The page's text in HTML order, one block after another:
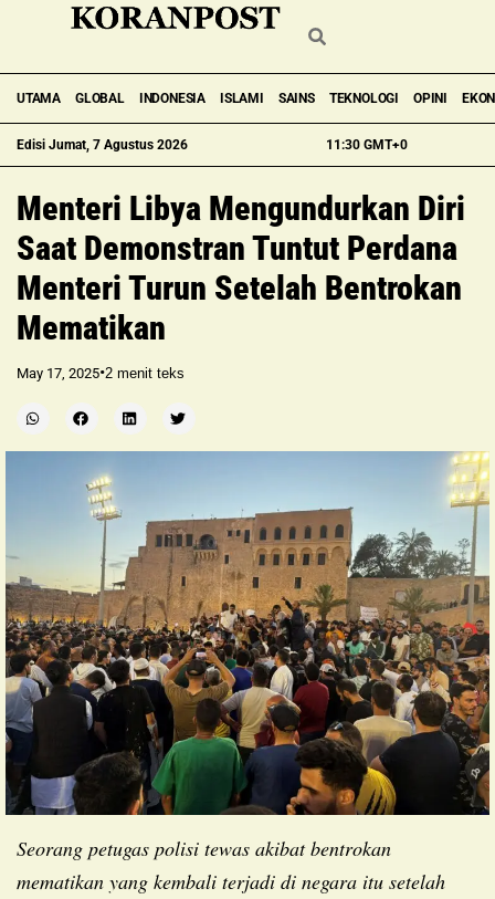
Edisi Jumat, 7 Agustus 2026 11:30 GMT+0
UTAMA GLOBAL INDONESIA ISLAMI SAINS TEKNOLOGI OPINI
Menteri Libya Mengundurkan Diri
Saat Demonstran Tuntut Perdana
Menteri Turun Setelah Bentrokan
Mematikan
May 17, 2025•2 menit teks
Seorang petugas polisi tewas akibat bentrokan
mematikan yang kembali terjadi di negara itu setelah